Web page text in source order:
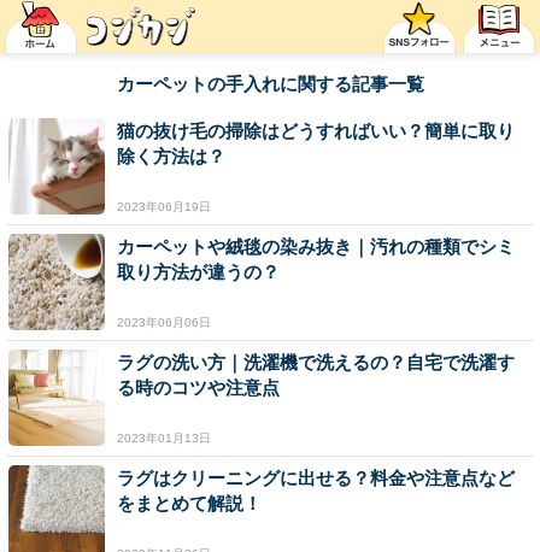
カーペットの手入れに関する記事一覧
猫の抜け毛の掃除はどうすればいい？簡単に取り
除く方法は？
2023年06月19日
カーペットや絨毯の染み抜き｜汚れの種類でシミ
取り方法が違うの？
2023年06月06日
ラグの洗い方｜洗濯機で洗えるの？自宅で洗濯す
る時のコツや注意点
2023年01月13日
ラグはクリーニングに出せる？料金や注意点など
をまとめて解説！